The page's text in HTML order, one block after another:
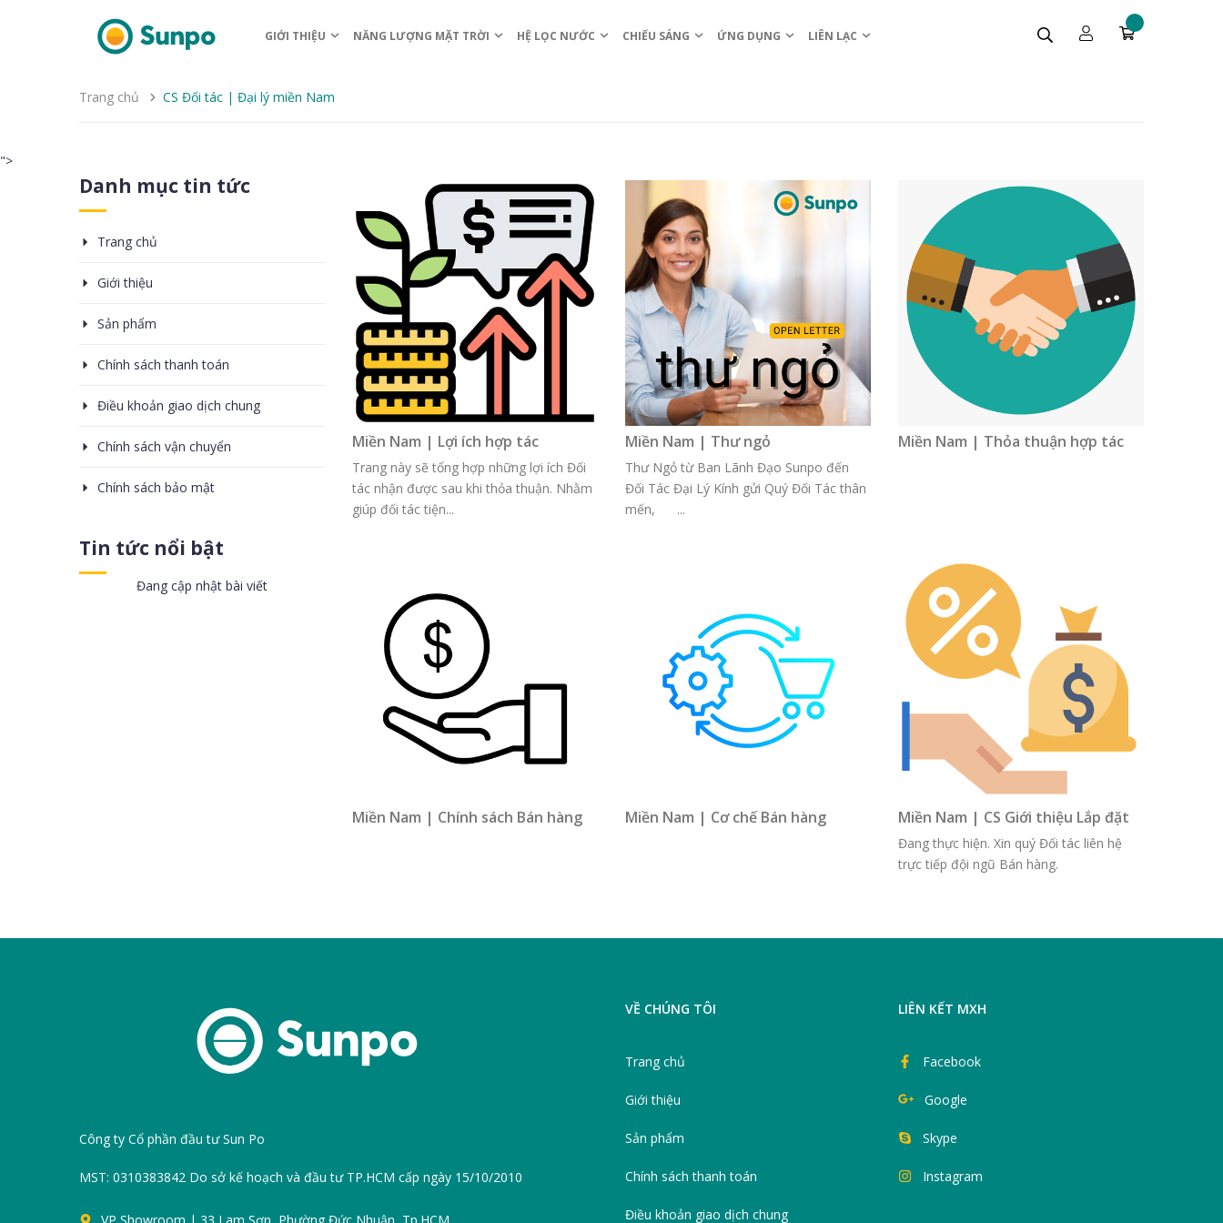
GIỚI THIỆU NĂNG LƯỢNG MẶT TRỜI HỆ LỌC NƯỚC CHIẾU SÁNG ỨNG DỤNG LIÊN LẠC
Trang chủ CS Đối tác | Đại lý miền Nam
">
Miền Nam | Lợi ích hợp tác
Trang này sẽ tổng hợp những lợi ích Đối
tác nhận được sau khi thỏa thuận. Nhằm
giúp đối tác tiện...
Miền Nam | Thư ngỏ
Thư Ngỏ từ Ban Lãnh Đạo Sunpo đến
Đối Tác Đại Lý Kính gửi Quý Đối Tác thân
mến, ...
Miền Nam | Thỏa thuận hợp tác
Miền Nam | Chính sách Bán hàng Miền Nam | Cơ chế Bán hàng Miền Nam | CS Giới thiệu Lắp đặt
Đang thực hiện. Xin quý Đối tác liên hệ
trực tiếp đội ngũ Bán hàng.
Danh mục tin tức
Trang chủ
Giới thiệu
Sản phẩm
Chính sách thanh toán
Điều khoản giao dịch chung
Chính sách vận chuyển
Chính sách bảo mật
Tin tức nổi bật
Đang cập nhật bài viết
Công ty Cổ phần đầu tư Sun Po
MST: 0310383842 Do sở kế hoạch và đầu tư TP.HCM cấp ngày 15/10/2010
VỀ CHÚNG TÔI
Trang chủ
Giới thiệu
Sản phẩm
Chính sách thanh toán
Điều khoản giao dịch chung
LIÊN KẾT MXH
Facebook
Google
Skype
Instagram